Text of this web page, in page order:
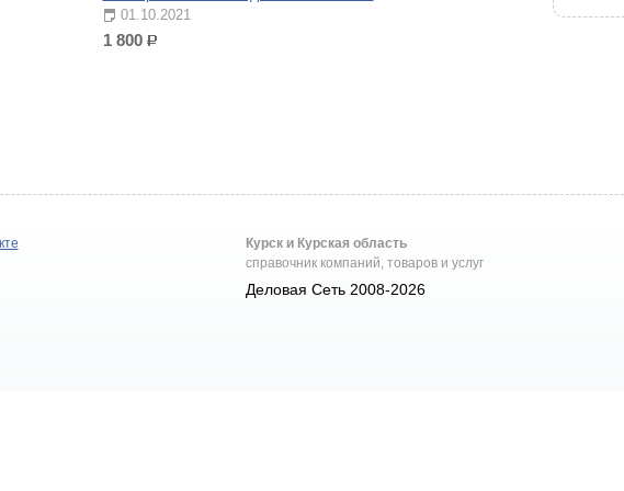
01.10.2021
1 800 р.
Курск и Курская область
справочник компаний, товаров и услуг
Деловая Сеть 2008-2026